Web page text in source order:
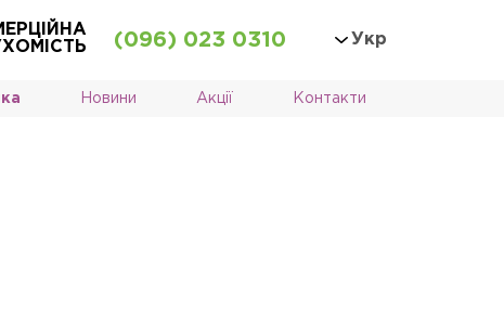
(096) 023 0310 Укр
Новини Акції Контакти